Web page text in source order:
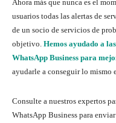
Ahora más que nunca es el
usuarios todas las alertas de
de un socio de servicios de
objetivo. Hemos ayudado a
WhatsApp Business para
ayudarle a conseguir lo mismo
Consulte a nuestros expertos
WhatsApp Business para